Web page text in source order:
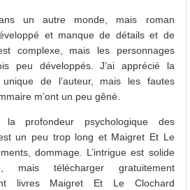
un autre monde, mais roman
et manque de détails et de
complexe, mais les personnages
peu développés. J’ai apprécié la
unique de l’auteur, mais les fautes
m’ont un peu gêné.
profondeur psychologique des
un peu trop long et Maigret Et Le
dommage. L’intrigue est solide
mais télécharger gratuitement
livres Maigret Et Le Clochard